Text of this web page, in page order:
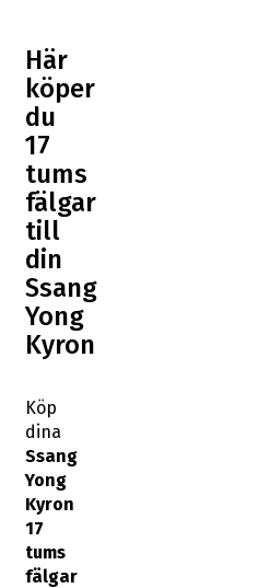
Här
köper
du
17
tums
fälgar
till
din
Ssang
Yong
Kyron
Köp
dina
Ssang
Yong
Kyron
17
tums
fälgar